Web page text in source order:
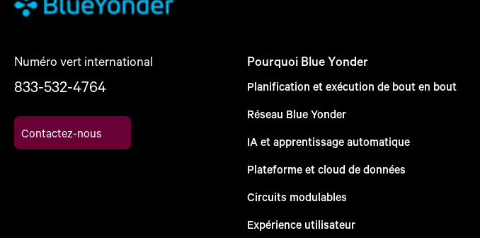
Numéro vert international
833-532-4764
Contactez-nous
Pourquoi Blue Yonder
Planification et exécution de bout en bout
Réseau Blue Yonder
IA et apprentissage automatique
Plateforme et cloud de données
Circuits modulables
Expérience utilisateur